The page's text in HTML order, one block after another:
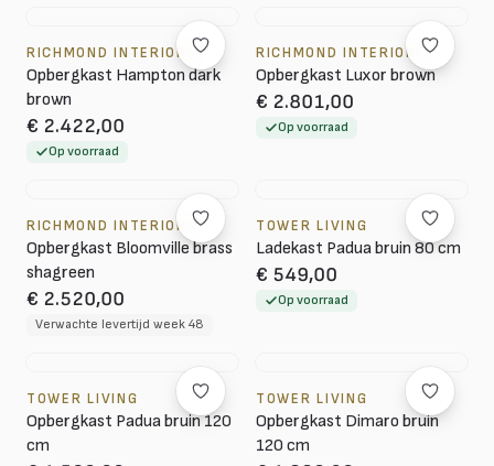
RICHMOND INTERIORS
Opbergkast Hampton dark
brown
€ 2.422,00
Op voorraad
RICHMOND INTERIORS
Opbergkast Luxor brown
€ 2.801,00
Op voorraad
RICHMOND INTERIORS
Opbergkast Bloomville brass
shagreen
€ 2.520,00
Verwachte levertijd week 48
TOWER LIVING
Ladekast Padua bruin 80 cm
€ 549,00
Op voorraad
TOWER LIVING
Opbergkast Padua bruin 120
cm
TOWER LIVING
Opbergkast Dimaro bruin
120 cm